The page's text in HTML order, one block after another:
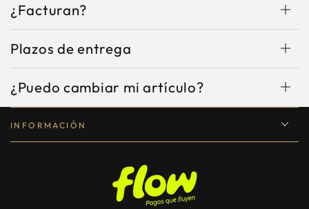
¿Facturan?
Plazos de entrega
¿Puedo cambiar mi artículo?
INFORMACIÓN